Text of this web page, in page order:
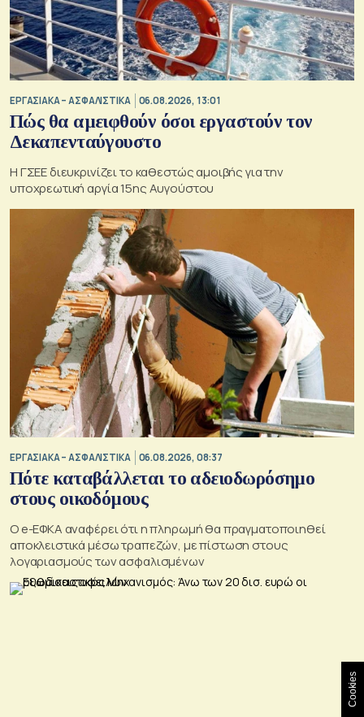
ΕΡΓΑΣΙΑΚΑ – ΑΣΦΑΛΙΣΤΙΚΑ 06.08.2026, 13:01
Πώς θα αμειφθούν όσοι εργαστούν τον
Δεκαπενταύγουστο
Η ΓΣΕΕ διευκρινίζει το καθεστώς αμοιβής για την
υποχρεωτική αργία 15ης Αυγούστου
ΕΡΓΑΣΙΑΚΑ – ΑΣΦΑΛΙΣΤΙΚΑ 06.08.2026, 08:37
Πότε καταβάλλεται το αδειοδωρόσημο
στους οικοδόμους
O e-ΕΦΚΑ αναφέρει ότι η πληρωμή θα πραγματοποιηθεί
αποκλειστικά μέσω τραπεζών, με πίστωση στους
λογαριασμούς των ασφαλισμένων
Cookies